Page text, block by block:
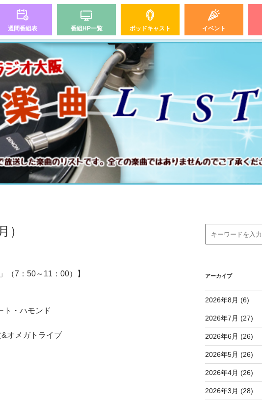
週間番組表 番組HP一覧 ポッドキャスト イベント
）
（7：50～11：00）】
・ハモンド
メガトライブ
アーカイブ
2026年8月 (6)
2026年7月 (27)
2026年6月 (26)
2026年5月 (26)
2026年4月 (26)
2026年3月 (28)